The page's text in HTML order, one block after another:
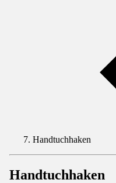
Handtuchhaken
Handtuchhaken